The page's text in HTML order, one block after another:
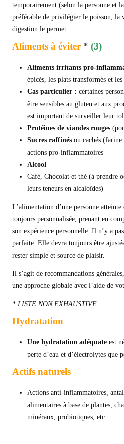
temporairement (selon la personne et
préférable de privilégier le poisson, la
digestion le permet.
Aliments à éviter * (3)
Aliments irritants pro-
épicés, les plats transformés et
Cas particulier : certaines
être sensibles au gluten et aux
est important de surveiller leur
Protéines de viandes rouges
Sucres raffinés ou cachés
actions pro-inflammatoires
Alcool
Café, Chocolat et thé (à prendre
leurs teneurs en alcaloïdes)
L’alimentation d’une personne
toujours personnalisée, prenant en
son expérience personnelle. Il n’y a
parfaite. Elle devra toujours être
rester simple et source de plaisir.
Il s’agit de recommandations
une approche globale avec l’aide de
* LISTE NON EXHAUSTIVE
Hydratation
Une hydratation adéquate est
perte d’eau et d’électrolytes que
Actifs naturels
Actions anti-inflammatoires,
alimentaires à base de plantes,
minéraux, probiotiques, etc…